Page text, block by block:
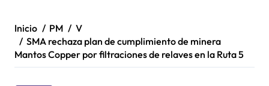
Inicio PM
V
SMA rechaza plan de cumplimiento de minera
Mantos Copper por filtraciones de relaves en la Ruta 5